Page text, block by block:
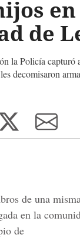
en
de
la Policía capturó
decomisaron
de una
en la
de